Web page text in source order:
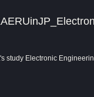
study Electronic